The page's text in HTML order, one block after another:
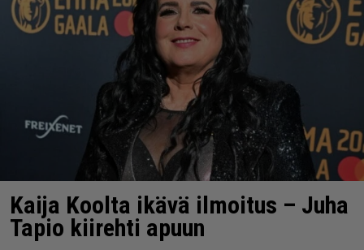
Kaija Koolta ikävä ilmoitus – Juha
Tapio kiirehti apuun